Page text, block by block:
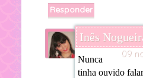
Responder
Inês
09
Nunca
tinha ouvido